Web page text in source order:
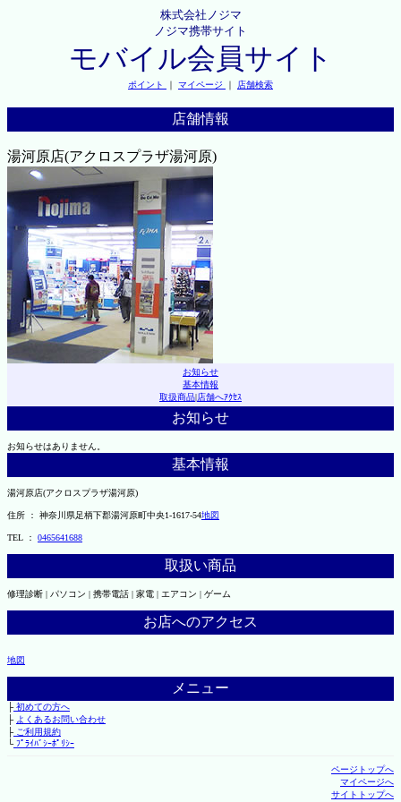
株式会社ノジマ
ノジマ携帯サイト
モバイル会員サイト
ポイント ｜ マイページ ｜ 店舗検索
店舗情報
湯河原店(アクロスプラザ湯河原)
お知らせ
基本情報
取扱商品|店舗へｱｸｾｽ
お知らせ
お知らせはありません。
基本情報
湯河原店(アクロスプラザ湯河原)
住所 ： 神奈川県足柄下郡湯河原町中央1-1617-54地図
TEL ： 0465641688
取扱い商品
修理診断 | パソコン | 携帯電話 | 家電 | エアコン | ゲーム
お店へのアクセス
地図
メニュー
├初めての方へ
├ よくあるお問い合わせ
├ご利用規約
└ﾌﾟﾗｲﾊﾞｼｰﾎﾟﾘｼｰ
ページトップへ
マイページへ
サイトトップへ